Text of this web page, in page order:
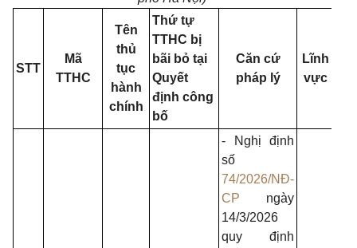
STT
Mã
TTHC
Tên
thủ
tục
hành
chính
Thứ tự
TTHC bị
bãi bỏ tại
Quyết
định công
bố
Căn cứ
pháp lý
Lĩnh
vực
- Nghị định
số
74/2026/NĐ-
CP ngày
14/3/2026
quy định